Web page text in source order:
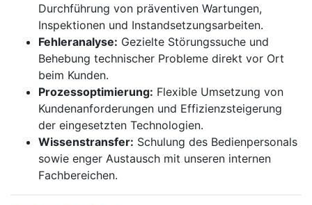
Durchführung von präventiven Wartungen,
Inspektionen und Instandsetzungsarbeiten.
Fehleranalyse: Gezielte Störungssuche und
Behebung technischer Probleme direkt vor Ort
beim Kunden.
Prozessoptimierung: Flexible Umsetzung von
Kundenanforderungen und Effizienzsteigerung
der eingesetzten Technologien.
Wissenstransfer: Schulung des Bedienpersonals
sowie enger Austausch mit unseren internen
Fachbereichen.